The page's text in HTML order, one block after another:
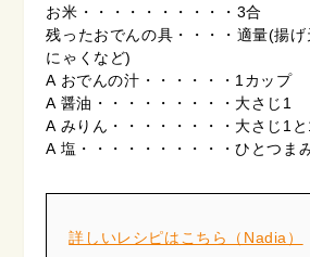
お米・・・・・・・・・・3合
残ったおでんの具・・・・適量(揚
にゃくなど)
A おでんの汁・・・・・・1カップ
A 醤油・・・・・・・・・大さじ1
A みりん・・・・・・・・大さじ1
A 塩・・・・・・・・・・ひとつま
詳しいレシピはこちら（Nadia）